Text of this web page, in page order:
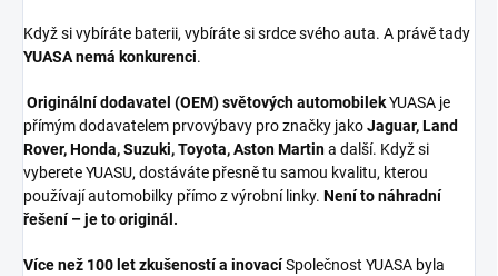
Když si vybíráte baterii, vybíráte si srdce svého auta. A právě tady
YUASA nemá konkurenci.
Originální dodavatel (OEM) světových automobilekYUASA je
přímým dodavatelem prvovýbavy pro značky jakoJaguar, Land
Rover, Honda, Suzuki, Toyota, Aston Martina další. Když si
vyberete YUASU, dostáváte přesně tu samou kvalitu, kterou
používají automobilky přímo z výrobní linky. Není to náhradní
řešení – je to originál.
Více než 100 let zkušeností a inovacíSpolečnost YUASA byla